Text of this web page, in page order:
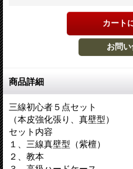
商品詳細
三線初心者５点セット
（本皮強化張り、真壁型）
セット内容
１、三線真壁型（紫檀）
２、教本